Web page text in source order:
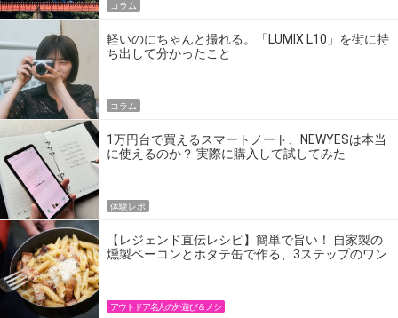
コラム
軽いのにちゃんと撮れる。「LUMIX L10」を街に持
ち出して分かったこと
コラム
1万円台で買えるスマートノート、NEWYESは本当
に使えるのか？ 実際に購入して試してみた
体験レポ
【レジェンド直伝レシピ】簡単で旨い！ 自家製の
燻製ベーコンとホタテ缶で作る、3ステップのワン
アウトドア名人の外遊び＆メシ